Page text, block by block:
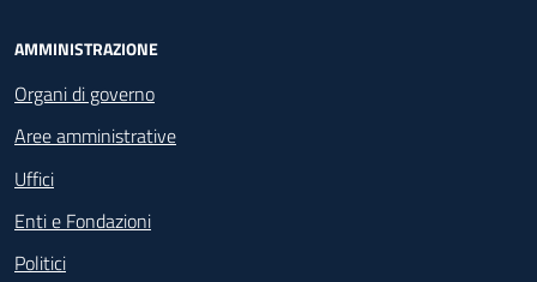
Footer - Navigazione
AMMINISTRAZIONE
Organi di governo
Aree amministrative
Uffici
Enti e Fondazioni
Politici